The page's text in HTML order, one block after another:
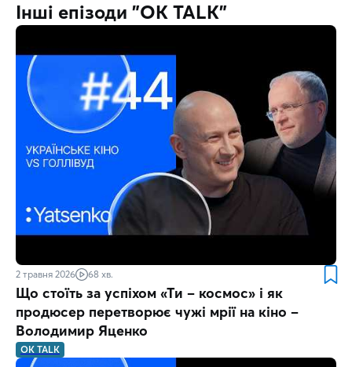
Інші епізоди "OK TALK"
2 травня 2026 68 хв.
Що стоїть за успіхом «Ти – космос» і як
продюсер перетворює чужі мрії на кіно –
Володимир Яценко
OK TALK